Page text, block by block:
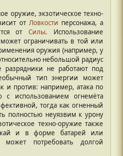
оружие, экзотическое техно-
от Ловкости персонажа, а
отСилы. Использование
ограничивать в той или
оружия (например, у
небольшой радиус
разрядники не работают под
тип энергии может
и против: например, атака по
с использованием огнемёта
тогда как огненный
полностью неуязвим к урону
техно-оружие также
и в форме батарей или
может потребовать долгой